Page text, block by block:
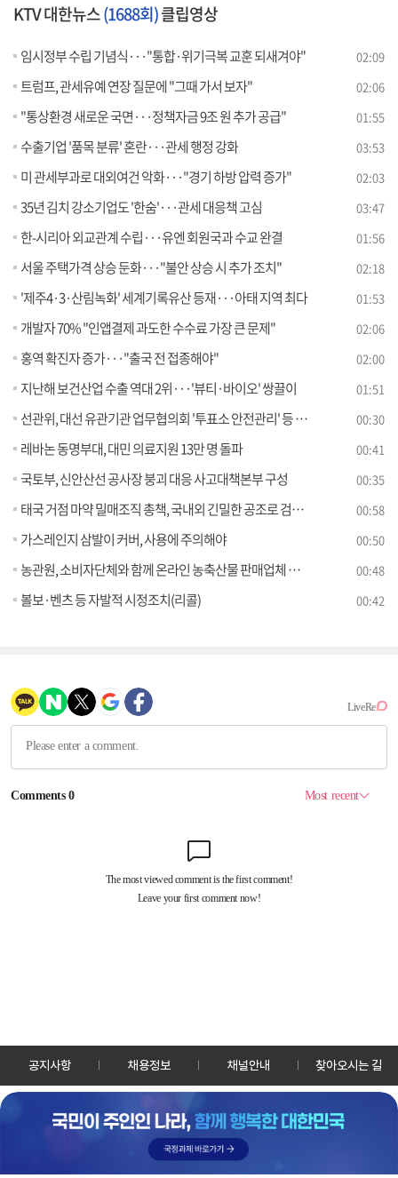
KTV 대한뉴스(1688회)클립영상
임시정부 수립 기념식···"통합·위기극복 교훈 되새겨야" 02:09
트럼프, 관세유예 연장 질문에 "그때 가서 보자" 02:06
"통상환경 새로운 국면···정책자금 9조 원 추가 공급" 01:55
수출기업 '품목 분류' 혼란···관세 행정 강화 03:53
미 관세부과로 대외여건 악화···"경기 하방 압력 증가" 02:03
35년 김치 강소기업도 '한숨'···관세 대응책 고심 03:47
한-시리아 외교관계 수립···유엔 회원국과 수교 완결 01:56
서울 주택가격 상승 둔화···"불안 상승 시 추가 조치" 02:18
'제주4·3·산림녹화' 세계기록유산 등재···아태 지역 최다 01:53
개발자 70% "인앱결제 과도한 수수료 가장 큰 문제" 02:06
홍역 확진자 증가···"출국 전 접종해야" 02:00
지난해 보건산업 수출 역대 2위···'뷰티·바이오' 쌍끌이 01:51
선관위, 대선 유관기관 업무협의회 '투표소 안전관리' 등 논의 00:30
레바논 동명부대, 대민 의료지원 13만 명 돌파 00:41
국토부, 신안산선 공사장 붕괴 대응 사고대책본부 구성 00:35
태국 거점 마약 밀매조직 총책, 국내외 긴밀한 공조로 검거 후 강제 송환 00:58
가스레인지 삼발이 커버, 사용에 주의해야 00:50
농관원, 소비자단체와 함께 온라인 농축산물 판매업체 원산지 표시 점검! 00:48
볼보·벤츠 등 자발적 시정조치(리콜) 00:42
공지사항 채용정보 채널안내 찾아오시는 길
30128 세종특별자치시 정부2청사로 13 한국정책방송원 KTV
TEL: 044-204-8000
Copyrightⓒ KTV 국민방송 All Rights Reserved.